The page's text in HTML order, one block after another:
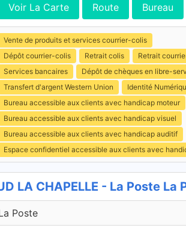
Voir La Carte Route Bureau
Vente de produits et services courrier-colis
Dépôt courrier-colis
Retrait colis
Retrait
Services bancaires
Dépôt de chèques en libre-
Transfert d'argent Western Union
Identité
Bureau accessible aux clients avec handicap moteur
Bureau accessible aux clients avec handicap visuel
Bureau accessible aux clients avec handicap auditif
Espace confidentiel accessible aux clients avec
LA CHAPELLE - La Poste La
Poste